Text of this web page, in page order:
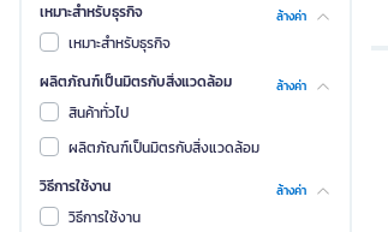
เหมาะสำหรับธุรกิจ
ล้างค่า
เหมาะสำหรับธุรกิจ
ผลิตภัณฑ์เป็นมิตรกับสิ่งแวดล้อม
ล้างค่า
สินค้าทั่วไป
ผลิตภัณฑ์เป็นมิตรกับสิ่งแวดล้อม
วิธีการใช้งาน
ล้างค่า
วิธีการใช้งาน